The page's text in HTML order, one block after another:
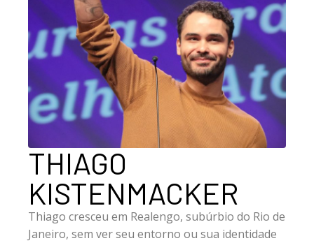
THIAGO
KISTENMACKER
Thiago cresceu em Realengo, subúrbio do Rio de
Janeiro, sem ver seu entorno ou sua identidade